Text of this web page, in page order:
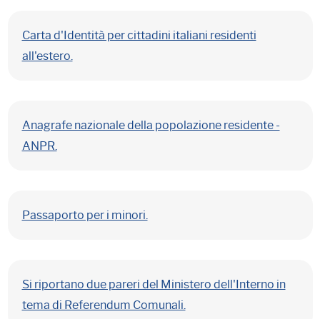
Carta d'Identità per cittadini italiani residenti
all'estero.
Anagrafe nazionale della popolazione residente -
ANPR.
Passaporto per i minori.
Si riportano due pareri del Ministero dell'Interno in
tema di Referendum Comunali.